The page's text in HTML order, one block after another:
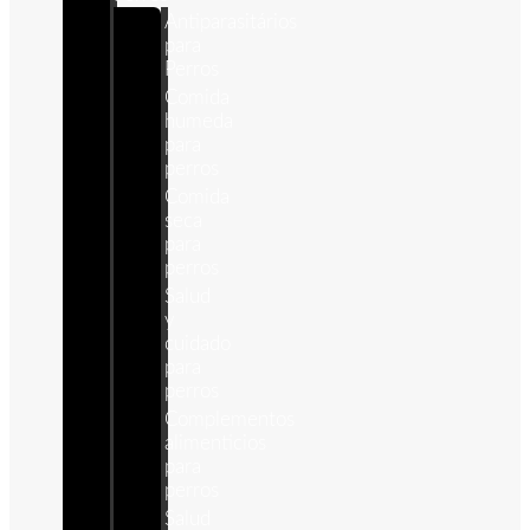
Antiparasitários
para
Perros
Comida
humeda
para
perros
Comida
seca
para
perros
Salud
y
cuidado
para
perros
Complementos
alimenticios
para
perros
Salud